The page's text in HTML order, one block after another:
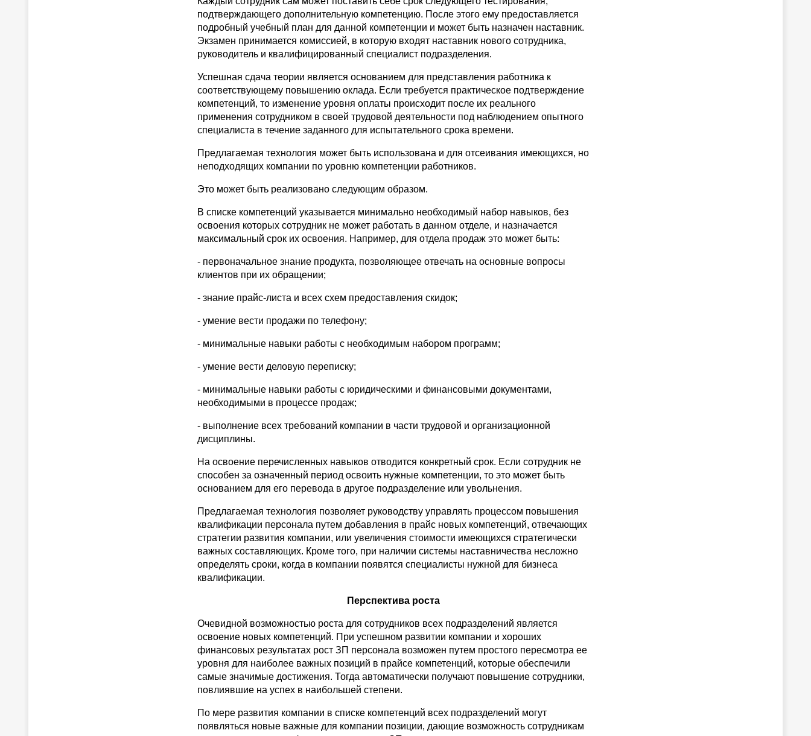
подтверждающего дополнительную компетенцию. После этого ему предоставляется
подробный учебный план для данной компетенции и может быть назначен наставник.
Экзамен принимается комиссией, в которую входят наставник нового сотрудника,
руководитель и квалифицированный специалист подразделения.
Успешная сдача теории является основанием для представления работника к
соответствующему повышению оклада. Если требуется практическое подтверждение
компетенций, то изменение уровня оплаты происходит после их реального
применения сотрудником в своей трудовой деятельности под наблюдением опытного
специалиста в течение заданного для испытательного срока времени.
Предлагаемая технология может быть использована и для отсеивания имеющихся, но
неподходящих компании по уровню компетенции работников.
Это может быть реализовано следующим образом.
В списке компетенций указывается минимально необходимый набор навыков, без
освоения которых сотрудник не может работать в данном отделе, и назначается
максимальный срок их освоения. Например, для отдела продаж это может быть:
- первоначальное знание продукта, позволяющее отвечать на основные вопросы
клиентов при их обращении;
- знание прайс-листа и всех схем предоставления скидок;
- умение вести продажи по телефону;
- минимальные навыки работы с необходимым набором программ;
- умение вести деловую переписку;
- минимальные навыки работы с юридическими и финансовыми документами,
необходимыми в процессе продаж;
- выполнение всех требований компании в части трудовой и организационной
дисциплины.
На освоение перечисленных навыков отводится конкретный срок. Если сотрудник не
способен за означенный период освоить нужные компетенции, то это может быть
основанием для его перевода в другое подразделение или увольнения.
Предлагаемая технология позволяет руководству управлять процессом повышения
квалификации персонала путем добавления в прайс новых компетенций, отвечающих
стратегии развития компании, или увеличения стоимости имеющихся стратегически
важных составляющих. Кроме того, при наличии системы наставничества несложно
определять сроки, когда в компании появятся специалисты нужной для бизнеса
квалификации.
Перспектива роста
Очевидной возможностью роста для сотрудников всех подразделений является
освоение новых компетенций. При успешном развитии компании и хороших
финансовых результатах рост ЗП персонала возможен путем простого пересмотра ее
уровня для наиболее важных позиций в прайсе компетенций, которые обеспечили
самые значимые достижения. Тогда автоматически получают повышение сотрудники,
повлиявшие на успех в наибольшей степени.
По мере развития компании в списке компетенций всех подразделений могут
появляться новые важные для компании позиции, дающие возможность сотрудникам